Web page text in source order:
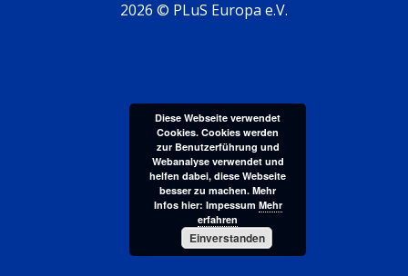
2026 © PLuS Europa e.V.
Diese Webseite verwendet
Cookies. Cookies werden
zur Benutzerführung und
Webanalyse verwendet und
helfen dabei, diese Webseite
besser zu machen. Mehr
Infos hier: Impessum Mehr
erfahren
Einverstanden